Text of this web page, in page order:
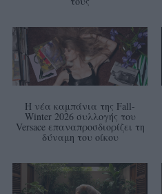
Η νέα καμπάνια της Fall-
Winter 2026 συλλογής του
Versace επαναπροσδιορίζει τη
δύναμη του οίκου